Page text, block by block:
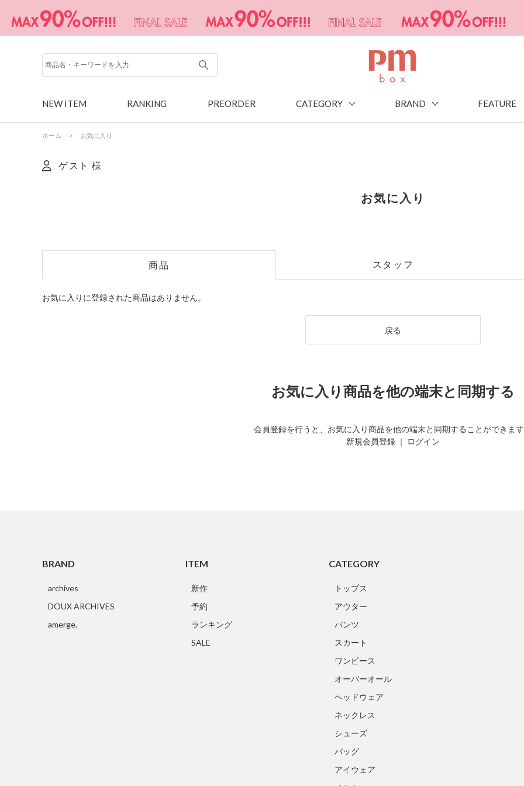
NEW ITEM RANKING PREORDER CATEGORY BRAND FEATURE
ホーム > お気に入り
ゲスト 様
お気に入り
商品 スタッフ
お気に入りに登録された商品はありません。
戻る
お気に入り商品を他の端末と同期する
会員登録を行うと、お気に入り商品を他の端末と同期することができます
新規会員登録 ｜ ログイン
BRAND
archives
DOUX ARCHIVES
amerge.
ITEM
新作
予約
ランキング
SALE
CATEGORY
トップス
アウター
パンツ
スカート
ワンピース
オーバーオール
ヘッドウェア
ネックレス
シューズ
バッグ
アイウェア